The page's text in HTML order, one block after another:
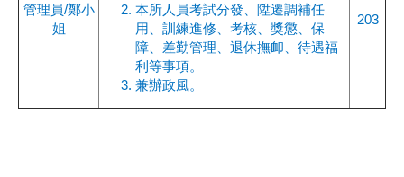
管理員/鄭小
姐
本所人員考試分發、陞遷調補任
用、訓練進修、考核、獎懲、保
障、差勤管理、退休撫卹、待遇福
利等事項。
兼辦政風。
203